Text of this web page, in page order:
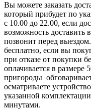
Вы можете заказать
который прибудет по
с 10.00 до 22.00, если
возможность доставить
позвонит перед
бесплатно, если вы
при отказе от покупки
оплачивается в размере
пригороды
осматриваете
указанной
минутами.